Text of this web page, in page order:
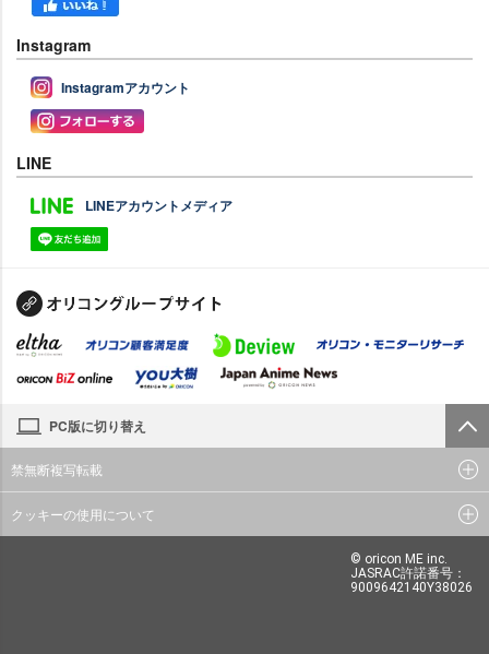
Instagram
Instagramアカウント
LINE
LINEアカウントメディア
PC版に切り替え
禁無断複写転載
クッキーの使用について
© oricon ME inc.
JASRAC許諾番号：
9009642140Y38026